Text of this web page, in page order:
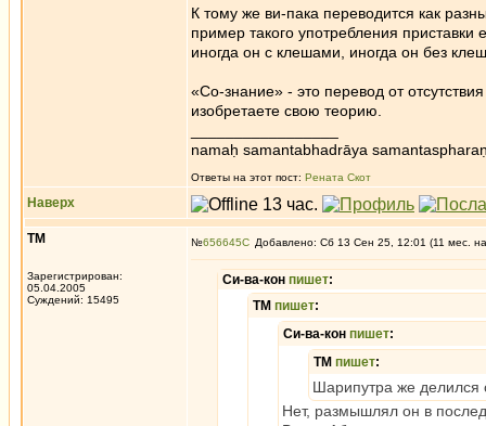
К тому же ви-пака переводится как
пример такого употребления приставки
иногда он с клешами, иногда он без
«Со-знание» - это перевод от
изобретаете свою теорию.
namaḥ samantabhadrāya
Ответы на этот пост: Рената Скот
Наверх
ТМ
Зарегистрирован:
05.04.2005
Суждений: 15495
№656645 Добавлено: Сб 13 Сен 25, 12:01 (11 мес.
Си-ва-кон пишет:
ТМ пишет:
Си-ва-кон пишет:
ТМ пишет:
Шарипутра же делился
Нет, размышлял он в